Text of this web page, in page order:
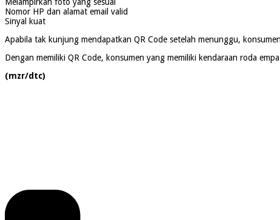
Nomor HP dan alamat email valid
Sinyal kuat
Apabila tak kunjung mendapatkan QR Code setelah menunggu,
Dengan memiliki QR Code, konsumen yang memiliki kendaraan roda
(mzr/dtc)